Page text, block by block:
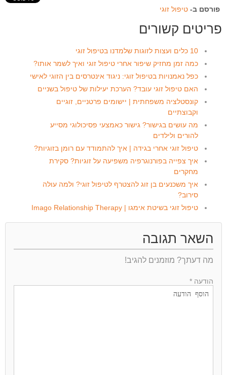
פורסם ב- טיפול זוגי
פריטים קשורים
10 כלים ועצות לזוגות שלמדנו בטיפול זוגי
כמה זמן מחזיק שיפור אחרי טיפול זוגי ואיך לשמר אותו?
כפל נאמנויות בטיפול זוגי: ניגוד אינטרסים בין הזוגי לאישי
האם טיפול זוגי עובד? הערכת יעילות של טיפול בשניים
קונסטלציה משפחתית | יישומים פרטניים, זוגיים
וקבוצתיים
מה עושים בגישור? גישור כאמצעי פסיכולוגי מסייע
להורים ולילדים
טיפול זוגי אחרי בגידה | איך להתמודד עם רומן בזוגיות?
איך צפייה בפורנוגרפיה משפיעה על זוגיות? סקירת
מחקרים
איך משכנעים בן זוג להצטרף לטיפול זוגי? ולמה עולה
סירוב?
טיפול זוגי בשיטת אימגו | Imago Relationship Therapy
השאר תגובה
מה דעתך? מוזמנים להגיב!
הודעה *